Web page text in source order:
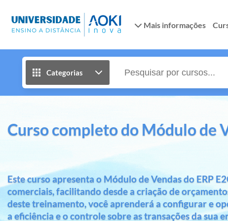
Mais informações
Categorias
Curso completo do Módulo de
Este curso apresenta o Módulo de Vendas do ERP
comerciais, facilitando desde a criação de
deste treinamento, você aprenderá a configurar e
a eficiência e o controle sobre as transações da sua